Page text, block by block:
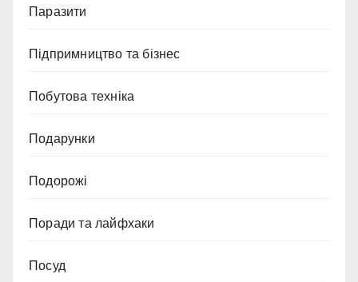
Паразити
Підпримництво та бізнес
Побутова техніка
Подарунки
Подорожі
Поради та лайфхаки
Посуд